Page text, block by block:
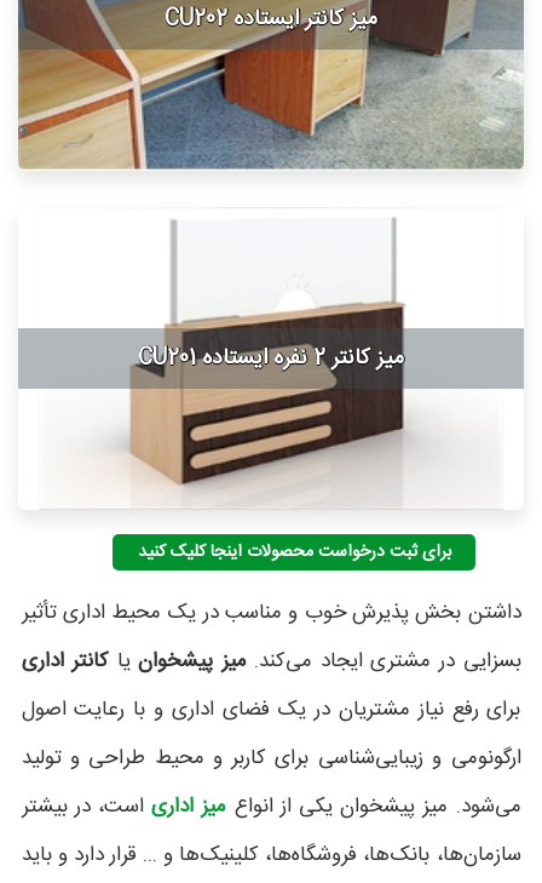
میز کانتر ایستاده CU202
میز کانتر 2 نفره ایستاده CU201
برای ثبت درخواست محصولات اینجا کلیک کنید
داشتن بخش پذیرش خوب و مناسب در یک محیط اداری تأثیر
بسزایی در مشتری ایجاد می‌کند.میز پیشخوانیا کانتر اداری
برای رفع نیاز مشتریان در یک فضای اداری و با رعایت اصول
ارگونومی و زیبایی‌شناسی برای کاربر و محیط طراحی و تولید
می‌شود. میز پیشخوان یکی از انواع میز اداریاست، در بیشتر
سازمان‌ها، بانک‌ها، فروشگاه‌ها، کلینیک‌ها و ... قرار دارد و باید